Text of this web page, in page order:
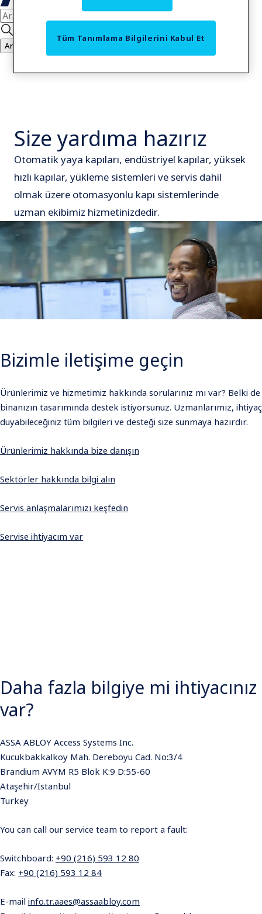
Ara
Size yardıma hazırız
Otomatik yaya kapıları, endüstriyel kapılar, yüksek
hızlı kapılar, yükleme sistemleri ve servis dahil
olmak üzere otomasyonlu kapı sistemlerinde
uzman ekibimiz hizmetinizdedir.
Bizimle iletişime geçin
Ürünlerimiz ve hizmetimiz hakkında sorularınız mı var? Belki de
binanızın tasarımında destek istiyorsunuz. Uzmanlarımız, ihtiyaç
duyabileceğiniz tüm bilgileri ve desteği size sunmaya hazırdır.
Ürünlerimiz hakkında bize danışın
Sektörler hakkında bilgi alın
Servis anlaşmalarımızı keşfedin
Servise ihtiyacım var
Daha fazla bilgiye mi ihtiyacınız
var?
ASSA ABLOY Access Systems Inc.
Kucukbakkalkoy Mah. Dereboyu Cad. No:3/4
Brandium AVYM R5 Blok K:9 D:55-60
Ataşehir/Istanbul
Turkey
You can call our service team to report a fault:
Switchboard: +90 (216) 593 12 80
Fax: +90 (216) 593 12 84
E-mail info.tr.aaes@assaabloy.com
Tüm Tanımlama Bilgilerini Kabul Et